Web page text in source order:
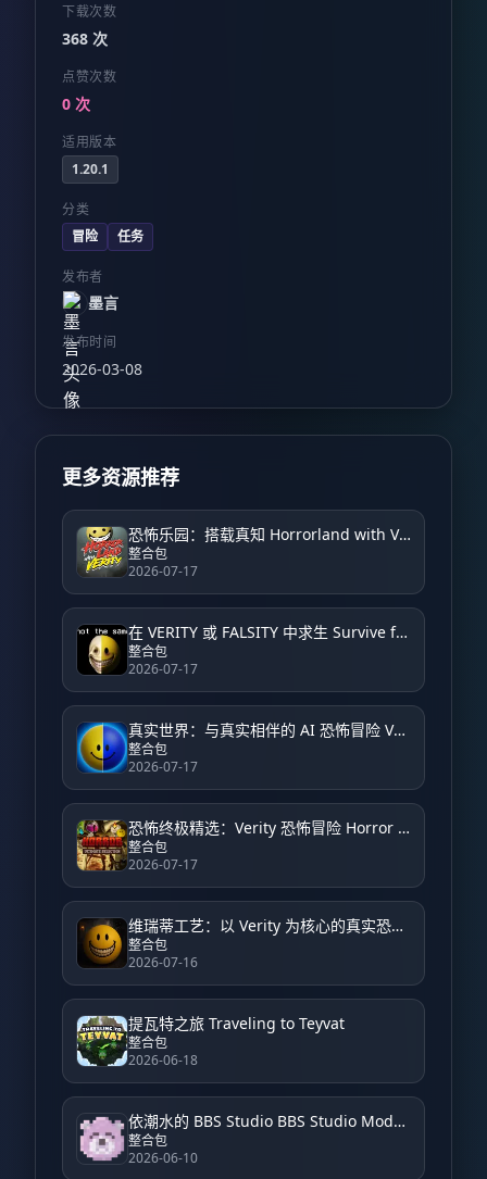
下载次数
368 次
点赞次数
0 次
适用版本
1.20.1
分类
冒险
任务
发布者
墨言
发布时间
2026-03-08
更多资源推荐
恐怖乐园：搭载真知 Horrorland with Verity – Horror
整合包
2026-07-17
在 VERITY 或 FALSITY 中求生 Survive from VERITY or FALSITY
整合包
2026-07-17
真实世界：与真实相伴的 AI 恐怖冒险 Verity World: An AI Horror Adventure with Verity
整合包
2026-07-17
恐怖终极精选：Verity 恐怖冒险 Horror Ultimate Selection: Verity Horror Adventure
整合包
2026-07-17
维瑞蒂工艺：以 Verity 为核心的真实恐怖体验 VerityCraft: A Realistic Horror Experience with Verity
整合包
2026-07-16
提瓦特之旅 Traveling to Teyvat
整合包
2026-06-18
依潮水的 BBS Studio BBS Studio Modpack by Yichao
整合包
2026-06-10